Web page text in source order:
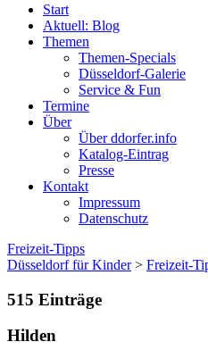
Start
Aktuell: Blog
Themen
Themen-Specials
Düsseldorf-Galerie
Service & Fun
Termine
Über
Über ddorfer.info
Katalog-Eintrag
Presse
Kontakt
Impressum
Datenschutz
Freizeit-Tipps
Düsseldorf für Kinder> Freizeit-
515 Einträge
Hilden